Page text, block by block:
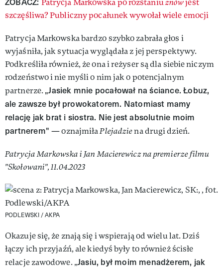
Patrycja Markowska po rozstaniuznówjest
szczęśliwa? Publiczny pocałunek wywołał wiele emocji
Patrycja Markowska bardzo szybko zabrała głos i
wyjaśniła, jak sytuacja wyglądała z jej perspektywy.
Podkreśliła również, że ona i reżyser są dla siebie niczym
rodzeństwo i nie myśli o nim jak o potencjalnym
partnerze. „Jasiek mnie pocałował na ściance. Łobuz,
ale zawsze był prowokatorem. Natomiast mamy
relację jak brat i siostra. Nie jest absolutnie moim
partnerem"— oznajmiłaPlejadziena drugi dzień.
Patrycja Markowska i Jan Macierewicz na premierze filmu
"Skołowani", 11.04.2023
PODLEWSKI / AKPA
Okazuje się, że znają się i wspierają od wielu lat. Dziś
łączy ich przyjaźń, ale kiedyś były to również ścisłe
relacje zawodowe. „Jasiu, był moim menadżerem, jak